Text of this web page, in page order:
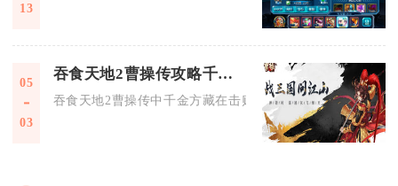
13
05
03
吞食天地2曹操传攻略千金方藏在什么地方
吞食天地2曹操传中千金方藏在击败马腾后，山洞外郭嘉房